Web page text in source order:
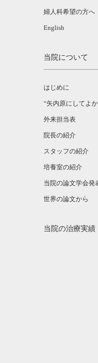
婦人科希望の方へ
English
当院について
はじめに
“矢内原にしてよ
外来担当表
院長の紹介
スタッフの紹介
培養室の紹介
当院の論文学会発
世界の論文から
当院の治療実績